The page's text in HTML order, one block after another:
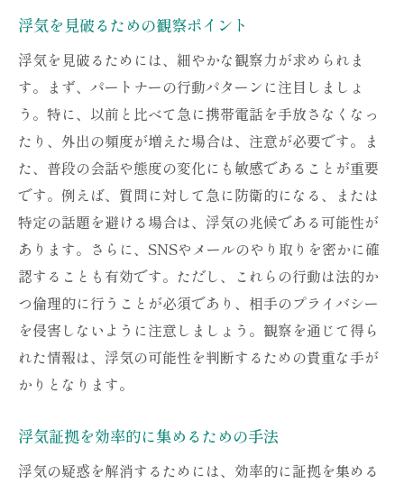
浮気を見破るための観察ポイント
浮気を見破るためには、細やかな観察力が求められま
す。まず、パートナーの行動パターンに注目しましょ
う。特に、以前と比べて急に携帯電話を手放さなくなっ
たり、外出の頻度が増えた場合は、注意が必要です。ま
た、普段の会話や態度の変化にも敏感であることが重要
です。例えば、質問に対して急に防衛的になる、または
特定の話題を避ける場合は、浮気の兆候である可能性が
あります。さらに、SNSやメールのやり取りを密かに確
認することも有効です。ただし、これらの行動は法的か
つ倫理的に行うことが必須であり、相手のプライバシー
を侵害しないように注意しましょう。観察を通じて得ら
れた情報は、浮気の可能性を判断するための貴重な手が
かりとなります。
浮気証拠を効率的に集めるための手法
浮気の疑惑を解消するためには、効率的に証拠を集める